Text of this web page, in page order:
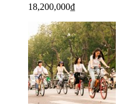
18,200,000₫